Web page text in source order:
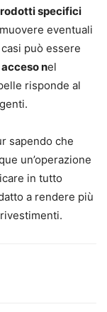
specifici
eventuali
può essere
nel
risponde al
sapendo che
un’operazione
in tutto
a rendere più